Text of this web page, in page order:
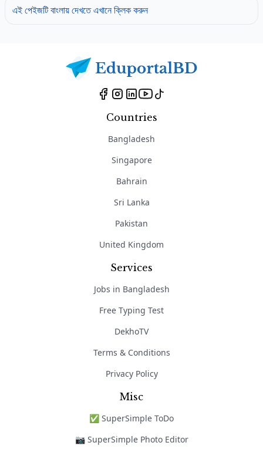
এই পেইজটি বাংলায় দেখতে এখানে ক্লিক করুন
Countries
Bangladesh
Singapore
Bahrain
Sri Lanka
Pakistan
United Kingdom
Services
Jobs in Bangladesh
Free Typing Test
DekhoTV
Terms & Conditions
Privacy Policy
Misc
✅ SuperSimple ToDo
📷 SuperSimple Photo Editor